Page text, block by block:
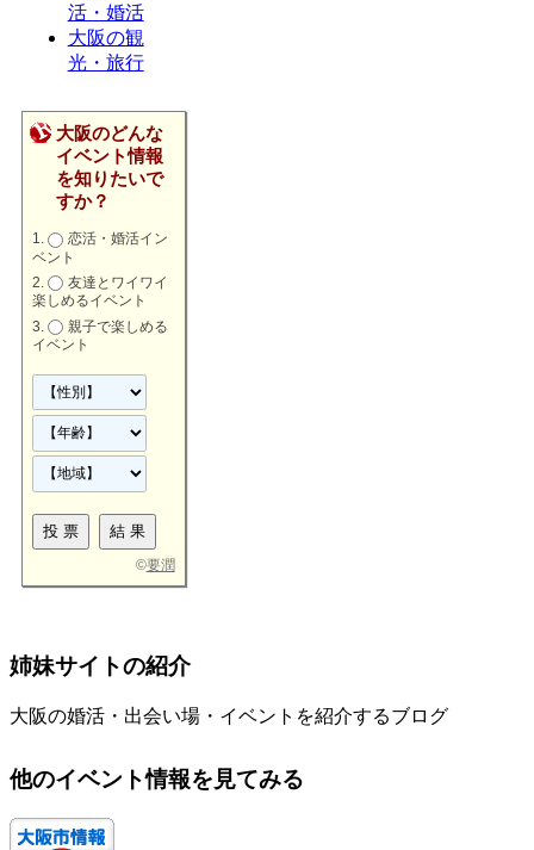
活・婚活
大阪の観
光・旅行
大阪のどんな
イベント情報
を知りたいで
すか？
恋活・婚活イン
ベント
友達とワイワイ
楽しめるイベント
親子で楽しめる
イベント
©要潤
姉妹サイトの紹介
大阪の婚活・出会い場・イベントを紹介するブログ
他のイベント情報を見てみる